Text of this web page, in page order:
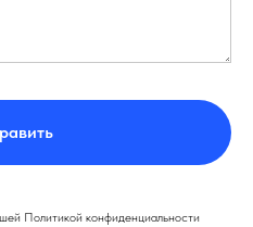
Политикой конфиденциальности